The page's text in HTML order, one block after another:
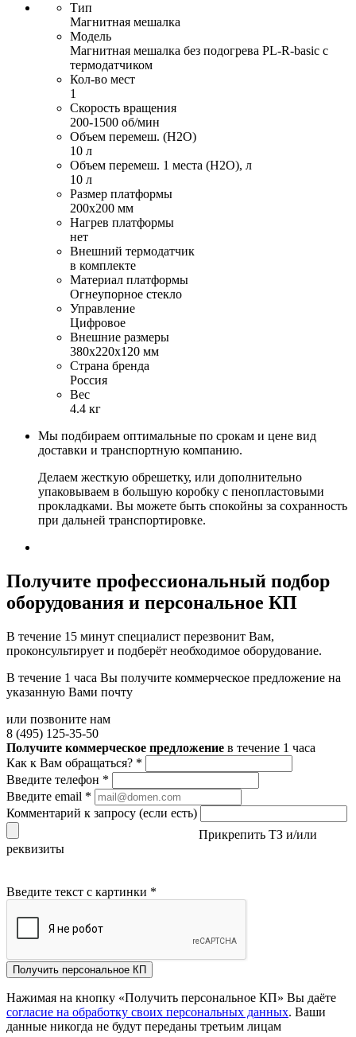
Тип
Магнитная мешалка
Модель
Магнитная мешалка без подогрева PL-R-basic с
термодатчиком
Кол-во мест
1
Скорость вращения
200-1500 об/мин
Объем перемеш. (H2O)
10 л
Объем перемеш. 1 места (H2O), л
10 л
Размер платформы
200х200 мм
Нагрев платформы
нет
Внешний термодатчик
в комплекте
Материал платформы
Огнеупорное стекло
Управление
Цифровое
Внешние размеры
380х220х120 мм
Страна бренда
Россия
Вес
4.4 кг
Мы подбираем оптимальные по срокам и цене вид
доставки и транспортную компанию.
Делаем жесткую обрешетку, или дополнительно
упаковываем в большую коробку с пенопластовыми
прокладками. Вы можете быть спокойны за сохранность
при дальней транспортировке.
Получите профессиональный подбор
оборудования и персональное КП
В течение 15 минут специалист перезвонит Вам,
проконсультирует и подберёт необходимое оборудование.
В течение 1 часа Вы получите коммерческое предложение на
указанную Вами почту
или позвоните нам
8 (495) 125-35-50
Получите коммерческое предложение в течение 1 часа
Как к Вам обращаться? *
Введите телефон *
Введите email *
Комментарий к запросу (если есть)
Прикрепить ТЗ и/или
реквизиты
Введите текст с картинки *
Получить персональное КП
Нажимая на кнопку «Получить персональное КП» Вы даёте
согласие на обработку своих персональных данных. Ваши
данные никогда не будут переданы третьим лицам